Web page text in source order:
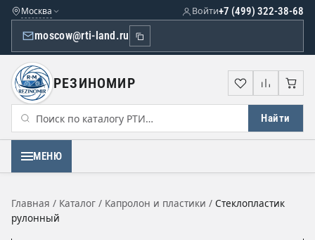
Москва
moscow@rti-land.ru
+7 (499) 322-38-68
Войти
РЕЗИНОМИР
Найти
Избранное
МЕНЮ
Главная / Каталог / Капролон и пластики / Стеклопластик
рулонный